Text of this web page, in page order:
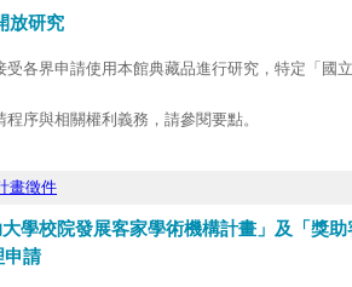
請補助金額在新台幣1百萬元至1千萬元間的跨
電郵：rainbow@moc.gov.tw。
放研究
受各界申請使用本館典藏品進行研究，特定「國
序與相關權利義務，請參閱要點。
畫徵件
學校院發展客家學術機構計畫」及「獎
申請